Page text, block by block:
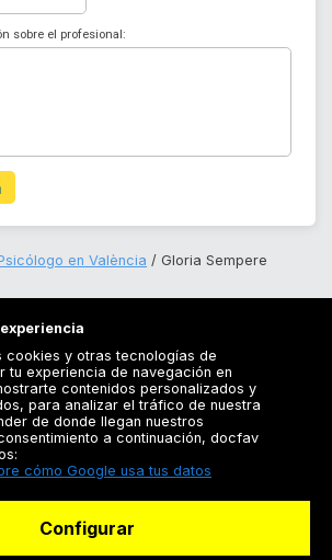
sobre el profesional:
en València
Gloria Sempere
Registrarse
cookies y otras tecnologías de
tu experiencia de navegación en
contenidos personalizados y
para analizar el tráfico de nuestra
de donde llegan nuestros
a continuación, docfav
cómo Google usa tus datos
Configurar